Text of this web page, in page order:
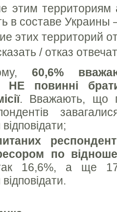
этим территориям
в составе Украины
этих территорий
/ отказ
60,6%
НЕ повинні
. Вважають, що
по
16,6%, а ще